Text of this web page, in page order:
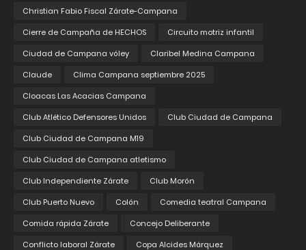
Christian Fabio Fiscal Zárate-Campana
Cierre de Campaña de HECHOS
Circuito motriz infantil
Ciudad de Campana vóley
Claribel Medina Campana
Claude
Clima Campana septiembre 2025
Cloacas Las Acacias Campana
Club Atlético Defensores Unidos
Club Ciudad de Campana
Club Ciudad de Campana M19
Club Ciudad de Campana atletismo
Club Independiente Zárate
Club Morón
Club Puerto Nuevo
Colón
Comedia teatral Campana
Comida rápida Zárate
Concejo Deliberante
Conflicto laboral Zárate
Copa Alcides Márquez